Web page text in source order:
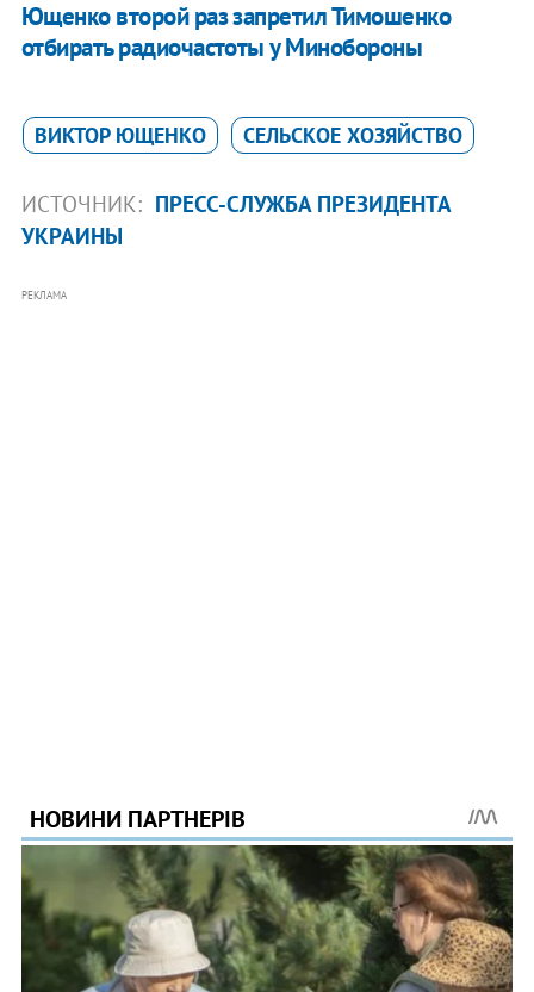
Ющенко второй раз запретил Тимошенко
отбирать радиочастоты у Минобороны
ВИКТОР ЮЩЕНКО СЕЛЬСКОЕ ХОЗЯЙСТВО
ИСТОЧНИК: ПРЕСС-СЛУЖБА ПРЕЗИДЕНТА
УКРАИНЫ
РЕКЛАМА